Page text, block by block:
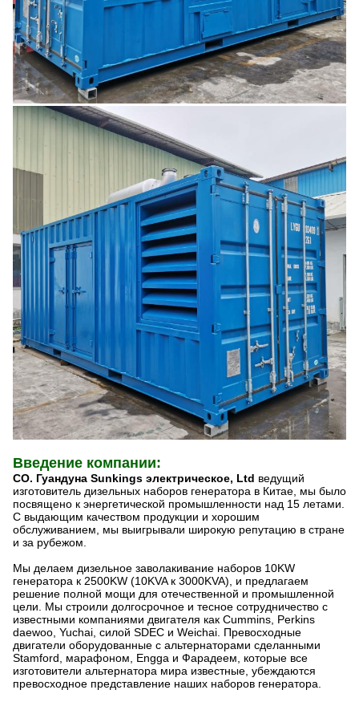
Введение компании:
CO. Гуандуна Sunkings электрическое, Ltd ведущий
изготовитель дизельных наборов генератора в Китае, мы было
посвящено к энергетической промышленности над 15 летами.
С выдающим качеством продукции и хорошим
обслуживанием, мы выигрывали широкую репутацию в стране
и за рубежом.
Мы делаем дизельное заволакивание наборов 10KW
генератора к 2500KW (10KVA к 3000KVA), и предлагаем
решение полной мощи для отечественной и промышленной
цели. Мы строили долгосрочное и тесное сотрудничество с
известными компаниями двигателя как Cummins, Perkins
daewoo, Yuchai, силой SDEC и Weichai. Превосходные
двигатели оборудованные с альтернаторами сделанными
Stamford, марафоном, Engga и Фарадеем, которые все
изготовители альтернатора мира известные, убеждаются
превосходное представление наших наборов генератора.